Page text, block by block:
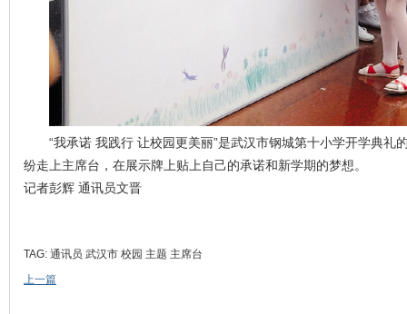
“我承诺 我践行 让校园更美丽”是武汉市钢城第十小学开学典礼
纷走上主席台，在展示牌上贴上自己的承诺和新学期的梦想。
记者彭辉 通讯员文晋
TAG: 通讯员 武汉市 校园 主题 主席台
上一篇